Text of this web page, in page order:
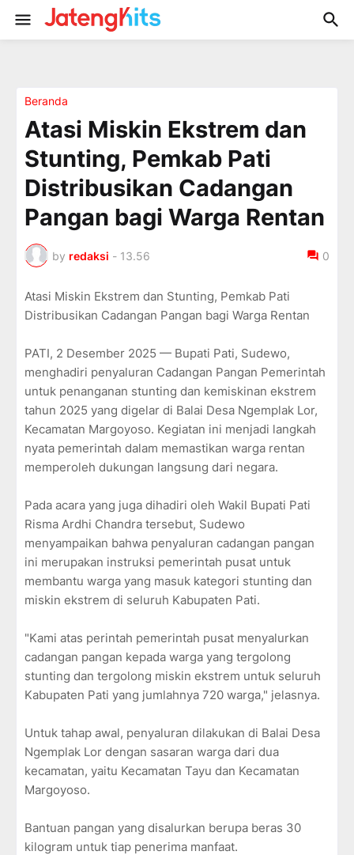
Beranda
Atasi Miskin Ekstrem dan
Stunting, Pemkab Pati
Distribusikan Cadangan
Pangan bagi Warga Rentan
by redaksi - 13.56 0
Atasi Miskin Ekstrem dan Stunting, Pemkab Pati
Distribusikan Cadangan Pangan bagi Warga Rentan
PATI, 2 Desember 2025 — Bupati Pati, Sudewo,
menghadiri penyaluran Cadangan Pangan Pemerintah
untuk penanganan stunting dan kemiskinan ekstrem
tahun 2025 yang digelar di Balai Desa Ngemplak Lor,
Kecamatan Margoyoso. Kegiatan ini menjadi langkah
nyata pemerintah dalam memastikan warga rentan
memperoleh dukungan langsung dari negara.
Pada acara yang juga dihadiri oleh Wakil Bupati Pati
Risma Ardhi Chandra tersebut, Sudewo
menyampaikan bahwa penyaluran cadangan pangan
ini merupakan instruksi pemerintah pusat untuk
membantu warga yang masuk kategori stunting dan
miskin ekstrem di seluruh Kabupaten Pati.
"Kami atas perintah pemerintah pusat menyalurkan
cadangan pangan kepada warga yang tergolong
stunting dan tergolong miskin ekstrem untuk seluruh
Kabupaten Pati yang jumlahnya 720 warga," jelasnya.
Untuk tahap awal, penyaluran dilakukan di Balai Desa
Ngemplak Lor dengan sasaran warga dari dua
kecamatan, yaitu Kecamatan Tayu dan Kecamatan
Margoyoso.
Bantuan pangan yang disalurkan berupa beras 30
kilogram untuk tiap penerima manfaat.